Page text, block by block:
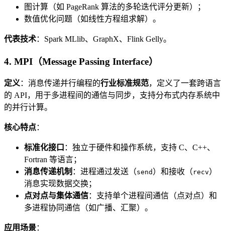
图计算（如 PageRank 算法的多轮迭代评分更新）；
数值优化问题（如线性方程组求解）。
代表技术：Spark MLlib、GraphX、Flink Gelly。
4. MPI（Message Passing Interface）
定义 ：消息传递并行编程的行业标准规范，定义了一套跨语言
的 API，用于多进程间的通信与同步，支持分布式内存系统中
的并行计算。
核心特点：
标准化接口 ：独立于硬件和操作系统，支持 C、C++、
Fortran 等语言；
消息传递机制 ：进程通过发送（send ）和接收（ recv）
消息实现数据交换；
点对点与集体通信：支持单个进程间通信（点对点）和
多进程协同通信（如广播、汇聚）。
应用场景：